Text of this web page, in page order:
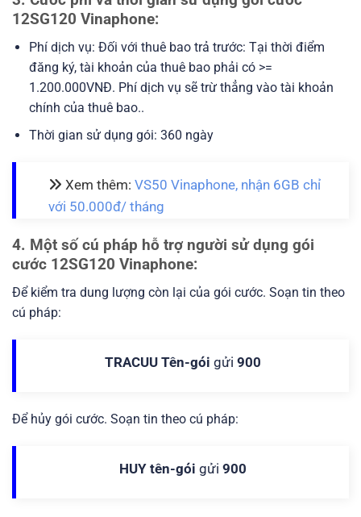
12SG120 Vinaphone:
Phí dịch vụ: Đối với thuê bao trả trước: Tại thời điểm
đăng ký, tài khoản của thuê bao phải có >=
1.200.000VNĐ. Phí dịch vụ sẽ trừ thẳng vào tài khoản
chính của thuê bao..
Thời gian sử dụng gói: 360 ngày
Xem thêm: VS50 Vinaphone, nhận 6GB chỉ
với 50.000đ/ tháng
4. Một số cú pháp hỗ trợ người sử dụng gói
cước 12SG120 Vinaphone:
Để kiểm tra dung lượng còn lại của gói cước. Soạn tin theo
cú pháp:
TRACUU Tên-gói gửi 900
Để hủy gói cước. Soạn tin theo cú pháp:
HUY tên-gói gửi 900